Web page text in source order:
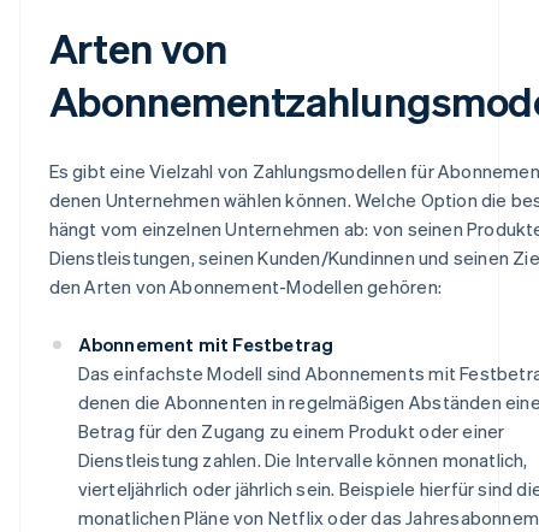
Arten von
Es gibt eine Vielzahl von Zahlungsmodellen für
denen Unternehmen wählen können. Welche Option die
hängt vom einzelnen Unternehmen ab: von seinen
Dienstleistungen, seinen Kunden/Kundinnen und seinen
den Arten von Abonnement-Modellen gehören:
Abonnement mit Festbetrag
Das einfachste Modell sind Abonnements mit
denen die Abonnenten in regelmäßigen Abständen
Betrag für den Zugang zu einem Produkt oder einer
Dienstleistung zahlen. Die Intervalle können monatlich,
vierteljährlich oder jährlich sein. Beispiele hierfür sind
monatlichen Pläne von Netflix oder das